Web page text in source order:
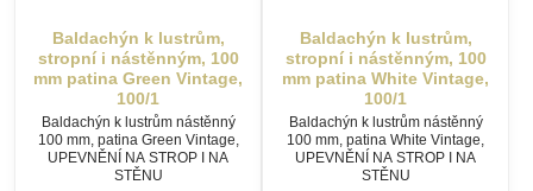
Baldachýn k lustrům,
stropní i nástěnným, 100
mm patina Green Vintage,
100/1
Baldachýn k lustrům nástěnný
100 mm, patina Green Vintage,
UPEVNĚNÍ NA STROP I NA
STĚNU
Baldachýn k lustrům,
stropní i nástěnným, 100
mm patina White Vintage,
100/1
Baldachýn k lustrům nástěnný
100 mm, patina White Vintage,
UPEVNĚNÍ NA STROP I NA
STĚNU